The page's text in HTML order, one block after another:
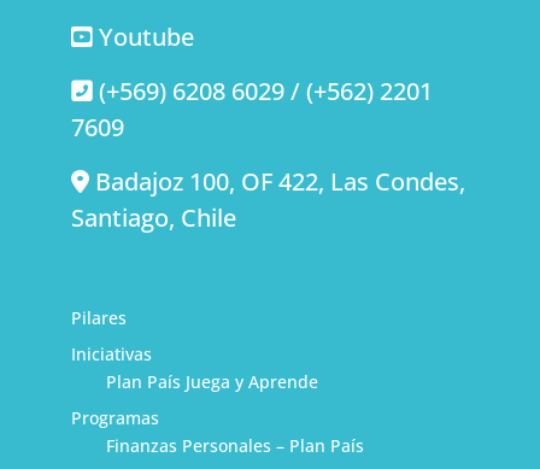
Youtube
(+569) 6208 6029 / (+562) 2201
7609
Badajoz 100, OF 422, Las Condes,
Santiago, Chile
Pilares
Iniciativas
Plan País Juega y Aprende
Programas
Finanzas Personales – Plan País